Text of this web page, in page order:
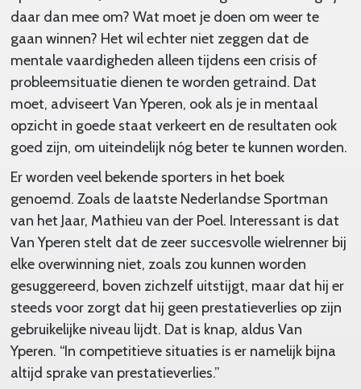
daar dan mee om? Wat moet je doen om weer te
gaan winnen? Het wil echter niet zeggen dat de
mentale vaardigheden alleen tijdens een crisis of
probleemsituatie dienen te worden getraind. Dat
moet, adviseert Van Yperen, ook als je in mentaal
opzicht in goede staat verkeert en de resultaten ook
goed zijn, om uiteindelijk nóg beter te kunnen worden.
Er worden veel bekende sporters in het boek
genoemd. Zoals de laatste Nederlandse Sportman
van het Jaar, Mathieu van der Poel. Interessant is dat
Van Yperen stelt dat de zeer succesvolle wielrenner bij
elke overwinning niet, zoals zou kunnen worden
gesuggereerd, boven zichzelf uitstijgt, maar dat hij er
steeds voor zorgt dat hij geen prestatieverlies op zijn
gebruikelijke niveau lijdt. Dat is knap, aldus Van
Yperen. “In competitieve situaties is er namelijk bijna
altijd sprake van prestatieverlies.”